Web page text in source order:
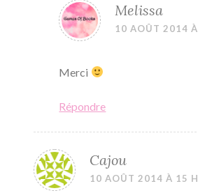
Melissa
10 AOÛT 2014
Merci
Répondre
Cajou
10 AOÛT 2014 À 15